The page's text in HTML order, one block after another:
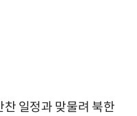
일정과 맞물려 북한